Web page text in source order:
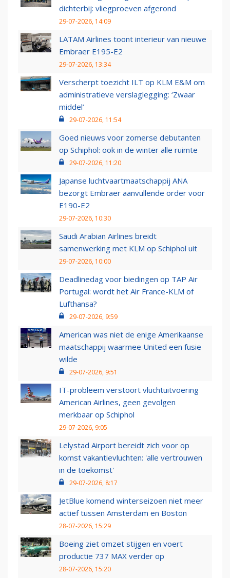
dichterbij: vliegproeven afgerond
29-07-2026, 14:09
LATAM Airlines toont interieur van nieuwe
Embraer E195-E2
29-07-2026, 13:34
Verscherpt toezicht ILT op KLM E&M om
administratieve verslaglegging: ‘Zwaar
middel’
29-07-2026, 11:54
Goed nieuws voor zomerse debutanten
op Schiphol: ook in de winter alle ruimte
29-07-2026, 11:20
Japanse luchtvaartmaatschappij ANA
bezorgt Embraer aanvullende order voor
E190-E2
29-07-2026, 10:30
Saudi Arabian Airlines breidt
samenwerking met KLM op Schiphol uit
29-07-2026, 10:00
Deadlinedag voor biedingen op TAP Air
Portugal: wordt het Air France-KLM of
Lufthansa?
29-07-2026, 9:59
American was niet de enige Amerikaanse
maatschappij waarmee United een fusie
wilde
29-07-2026, 9:51
IT-probleem verstoort vluchtuitvoering
American Airlines, geen gevolgen
merkbaar op Schiphol
29-07-2026, 9:05
Lelystad Airport bereidt zich voor op
komst vakantievluchten: 'alle vertrouwen
in de toekomst'
29-07-2026, 8:17
JetBlue komend winterseizoen niet meer
actief tussen Amsterdam en Boston
28-07-2026, 15:29
Boeing ziet omzet stijgen en voert
productie 737 MAX verder op
28-07-2026, 15:20